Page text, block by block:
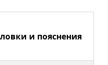
и пояснения